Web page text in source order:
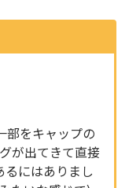
をキャップの
が出てきて直接
にはありまし